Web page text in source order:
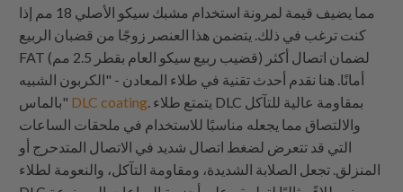
مما يضيف قيمة لمرونة استخدام مشبك سيكو الأصلي 18 مم إذا
كنت ترغب في ذلك. يتضمن هذا العنصر زوجًا من قضبان الربيع
FAT (قضيب ربيع سيكو العام بقطر 2.5 مم) لضمان اتصال أكثر
أمانًا. هنا نقدم أحدث تقنية في طلاء المعادن - "الكربون الشبيه
بالماس" DLC coating. يتمتع طلاء DLC بمقاومة عالية للتآكل
والالتصاق مما يجعله مناسبًا للاستخدام في ملحقات الساعات
التي قد تتعرض لضغط اتصال شديد في الاتصال المتدحرج أو
المنزلق. تجعل الصلابة الشديدة، ومقاومة التآكل، والنعومة لطلاء